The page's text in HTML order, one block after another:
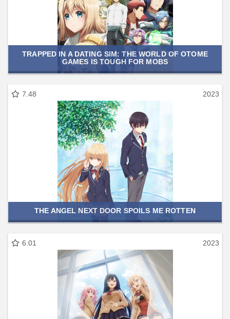
TRAPPED IN A DATING SIM: THE WORLD OF OTOME
GAMES IS TOUGH FOR MOBS
7.48 2023
THE ANGEL NEXT DOOR SPOILS ME ROTTEN
6.01 2023